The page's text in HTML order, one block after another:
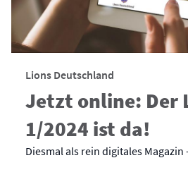
Lions Deutschland
Jetzt online: Der
1/2024 ist da!
Diesmal als rein digitales